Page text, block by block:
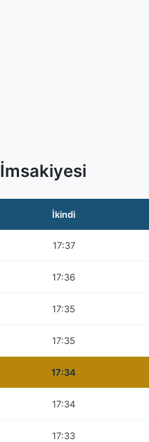
İkindi
17:37
17:36
17:35
17:35
17:34
17:34
17:33